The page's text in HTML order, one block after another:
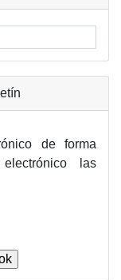
de forma
las